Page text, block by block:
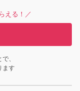
える！／
、
ます